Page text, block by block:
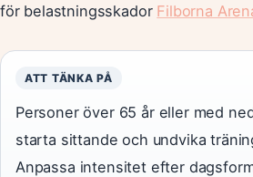
för belastningsskador Filborna
ATT TÄNKA PÅ
Personer över 65 år eller med
starta sittande och undvika
Anpassa intensitet efter